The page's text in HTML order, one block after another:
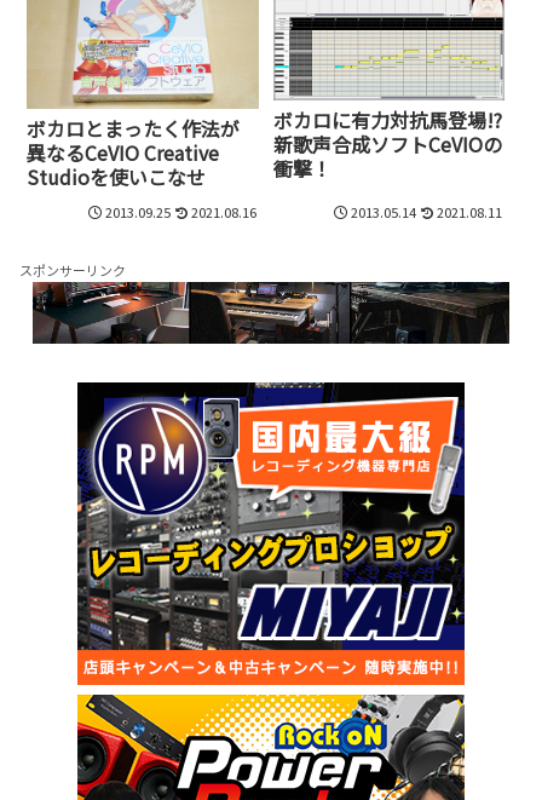
ボカロとまったく作法が
異なるCeVIO Creative
Studioを使いこなせ
2013.09.25 2021.08.16
ボカロに有力対抗馬登場!?
新歌声合成ソフトCeVIOの
衝撃！
2013.05.14 2021.08.11
スポンサーリンク